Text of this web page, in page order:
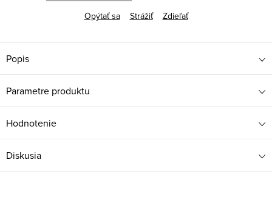
Opýtať sa
Strážiť Zdieľať
Popis
Parametre produktu
Hodnotenie
Diskusia